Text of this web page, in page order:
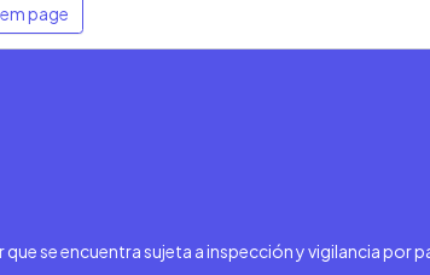
page
se encuentra sujeta a inspección y vigilancia por